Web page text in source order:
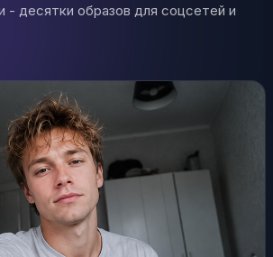
- десятки образов для соцсетей и